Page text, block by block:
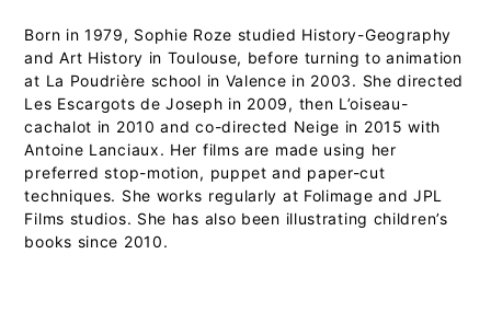
Born in 1979, Sophie Roze studied History-Geography
and Art History in Toulouse, before turning to animation
at La Poudrière school in Valence in 2003. She directed
Les Escargots de Joseph in 2009, then L’oiseau-
cachalot in 2010 and co-directed Neige in 2015 with
Antoine Lanciaux. Her films are made using her
preferred stop-motion, puppet and paper-cut
techniques. She works regularly at Folimage and JPL
Films studios. She has also been illustrating children’s
books since 2010.